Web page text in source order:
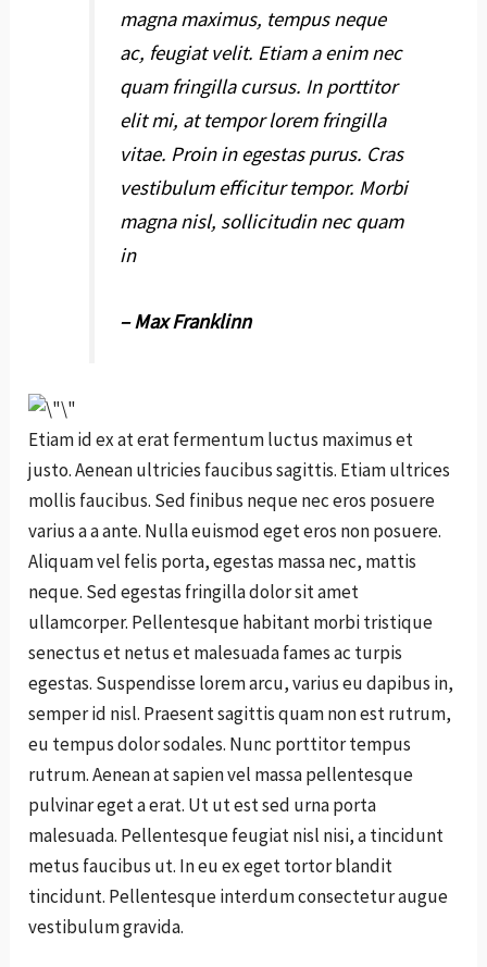
magna maximus, tempus neque
ac, feugiat velit. Etiam a enim nec
quam fringilla cursus. In porttitor
elit mi, at tempor lorem fringilla
vitae. Proin in egestas purus. Cras
vestibulum efficitur tempor. Morbi
magna nisl, sollicitudin nec quam
in
– Max Franklinn
Etiam id ex at erat fermentum luctus maximus et
justo. Aenean ultricies faucibus sagittis. Etiam ultrices
mollis faucibus. Sed finibus neque nec eros posuere
varius a a ante. Nulla euismod eget eros non posuere.
Aliquam vel felis porta, egestas massa nec, mattis
neque. Sed egestas fringilla dolor sit amet
ullamcorper. Pellentesque habitant morbi tristique
senectus et netus et malesuada fames ac turpis
egestas. Suspendisse lorem arcu, varius eu dapibus in,
semper id nisl. Praesent sagittis quam non est rutrum,
eu tempus dolor sodales. Nunc porttitor tempus
rutrum. Aenean at sapien vel massa pellentesque
pulvinar eget a erat. Ut ut est sed urna porta
malesuada. Pellentesque feugiat nisl nisi, a tincidunt
metus faucibus ut. In eu ex eget tortor blandit
tincidunt. Pellentesque interdum consectetur augue
vestibulum gravida.